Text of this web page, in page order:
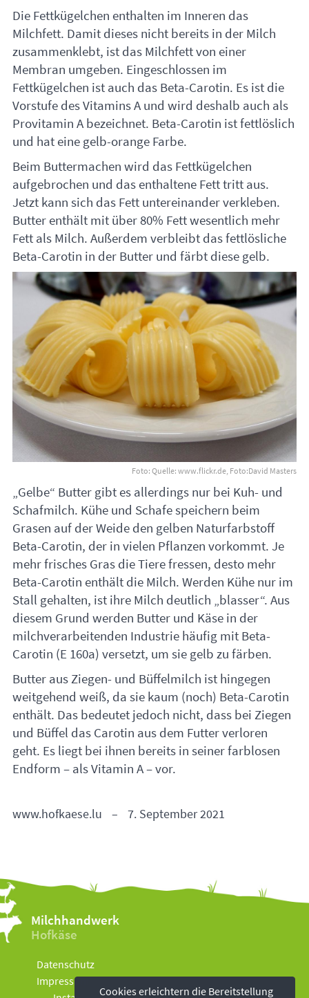
Die Fettkügelchen enthalten im Inneren das
Milchfett. Damit dieses nicht bereits in der Milch
zusammenklebt, ist das Milchfett von einer
Membran umgeben. Eingeschlossen im
Fettkügelchen ist auch das Beta-Carotin. Es ist die
Vorstufe des Vitamins A und wird deshalb auch als
Provitamin A bezeichnet. Beta-Carotin ist fettlöslich
und hat eine gelb-orange Farbe.
Beim Buttermachen wird das Fettkügelchen
aufgebrochen und das enthaltene Fett tritt aus.
Jetzt kann sich das Fett untereinander verkleben.
Butter enthält mit über 80% Fett wesentlich mehr
Fett als Milch. Außerdem verbleibt das fettlösliche
Beta-Carotin in der Butter und färbt diese gelb.
Foto: Quelle: www.flickr.de, Foto:David Masters
„Gelbe“ Butter gibt es allerdings nur bei Kuh- und
Schafmilch. Kühe und Schafe speichern beim
Grasen auf der Weide den gelben Naturfarbstoff
Beta-Carotin, der in vielen Pflanzen vorkommt. Je
mehr frisches Gras die Tiere fressen, desto mehr
Beta-Carotin enthält die Milch. Werden Kühe nur im
Stall gehalten, ist ihre Milch deutlich „blasser“. Aus
diesem Grund werden Butter und Käse in der
milchverarbeitenden Industrie häufig mit Beta-
Carotin (E 160a) versetzt, um sie gelb zu färben.
Butter aus Ziegen- und Büffelmilch ist hingegen
weitgehend weiß, da sie kaum (noch) Beta-Carotin
enthält. Das bedeutet jedoch nicht, dass bei Ziegen
und Büffel das Carotin aus dem Futter verloren
geht. Es liegt bei ihnen bereits in seiner farblosen
Endform – als Vitamin A – vor.
www.hofkaese.lu – 7. September 2021
Cookies erleichtern die Bereitstellung
Milchhandwerk
Hofkäse
Datenschutz
Impressum